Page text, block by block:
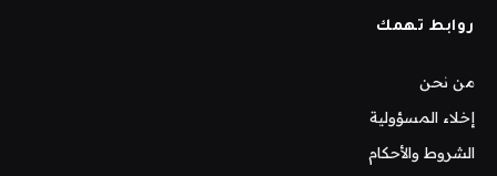
روابط تهمك
من نحن
إخلاء المسؤولية
الشروط والأحكام